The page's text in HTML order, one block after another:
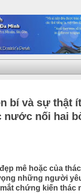
bí và sự thật
nước nối hai
mê hoặc của
những người
chứng kiến thác